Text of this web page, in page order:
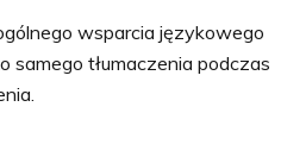
wsparcia językowego
samego tłumaczenia podczas